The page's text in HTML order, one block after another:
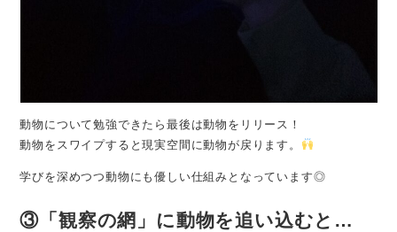
動物について勉強できたら最後は動物をリリース！
動物をスワイプすると現実空間に動物が戻ります。
学びを深めつつ動物にも優しい仕組みとなっています◎
③「観察の網」に動物を追い込むと…